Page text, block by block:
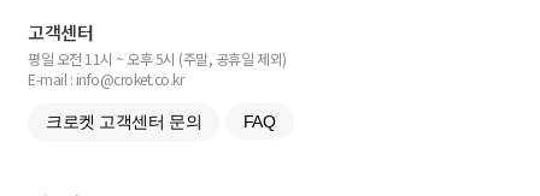
고객센터
평일 오전 11시 ~ 오후 5시 (주말, 공휴일 제외)
E-mail : info@croket.co.kr
크로켓 고객센터 문의 FAQ